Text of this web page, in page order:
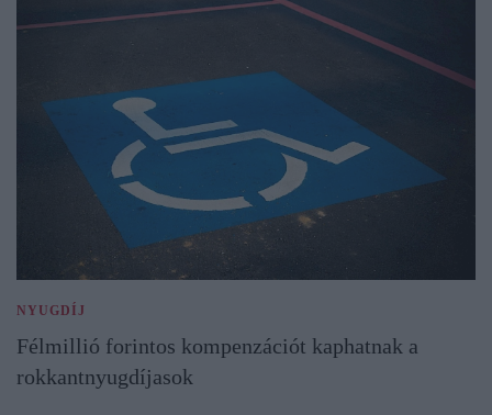
NYUGDÍJ
Félmillió forintos kompenzációt kaphatnak a
rokkantnyugdíjasok